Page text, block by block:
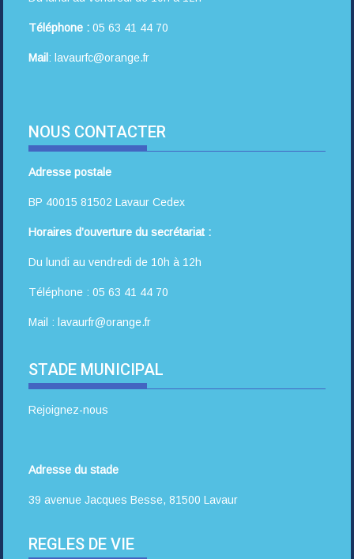
Téléphone : 05 63 41 44 70
Mail: lavaurfc@orange.fr
NOUS CONTACTER
Adresse postale
BP 40015 81502 Lavaur Cedex
Horaires d’ouverture du secrétariat :
Du lundi au vendredi de 10h à 12h
Téléphone : 05 63 41 44 70
Mail : lavaurfr@orange.fr
STADE MUNICIPAL
Rejoignez-nous
Adresse du stade
39 avenue Jacques Besse, 81500 Lavaur
REGLES DE VIE